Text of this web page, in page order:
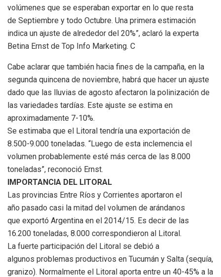
volúmenes que se esperaban exportar en lo que resta
de Septiembre y todo Octubre. Una primera estimación
indica un ajuste de alrededor del 20%”, aclaró la experta
Betina Ernst de Top Info Marketing. C
Cabe aclarar que también hacia fines de la campaña, en la
segunda quincena de noviembre, habrá que hacer un ajuste
dado que las lluvias de agosto afectaron la polinización de
las variedades tardías. Este ajuste se estima en
aproximadamente 7-10%.
Se estimaba que el Litoral tendría una exportación de
8.500-9.000 toneladas. “Luego de esta inclemencia el
volumen probablemente esté más cerca de las 8.000
toneladas”, reconoció Ernst.
IMPORTANCIA DEL LITORAL
Las provincias Entre Ríos y Corrientes aportaron el
año pasado casi la mitad del volumen de arándanos
que exportó Argentina en el 2014/15. Es decir de las
16.200 toneladas, 8.000 correspondieron al Litoral.
La fuerte participación del Litoral se debió a
algunos problemas productivos en Tucumán y Salta (sequía,
granizo). Normalmente el Litoral aporta entre un 40-45% a la